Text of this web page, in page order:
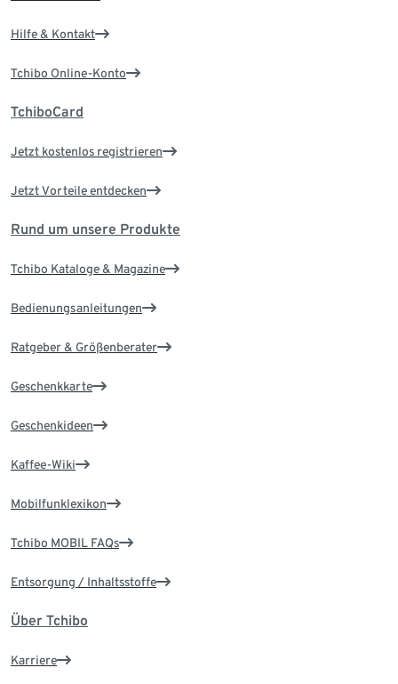
Hilfe & Kontakt
Tchibo Online-Konto
TchiboCard
Jetzt kostenlos registrieren
Jetzt Vorteile entdecken
Rund um unsere Produkte
Tchibo Kataloge & Magazine
Bedienungsanleitungen
Ratgeber & Größenberater
Geschenkkarte
Geschenkideen
Kaffee-Wiki
Mobilfunklexikon
Tchibo MOBIL FAQs
Entsorgung / Inhaltsstoffe
Über Tchibo
Karriere